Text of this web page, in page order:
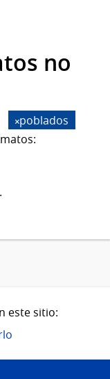
no
poblados
este sitio: